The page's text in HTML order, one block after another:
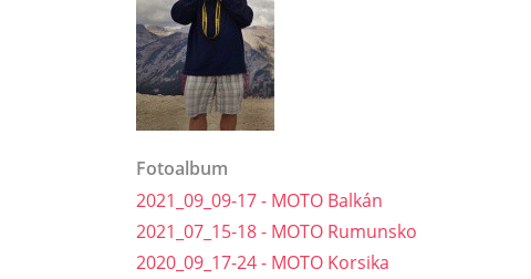
Fotoalbum
2021_09_09-17 - MOTO Balkán
2021_07_15-18 - MOTO Rumunsko
2020_09_17-24 - MOTO Korsika